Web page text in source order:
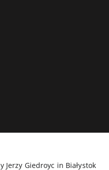
Jerzy Giedroyc in Białystok